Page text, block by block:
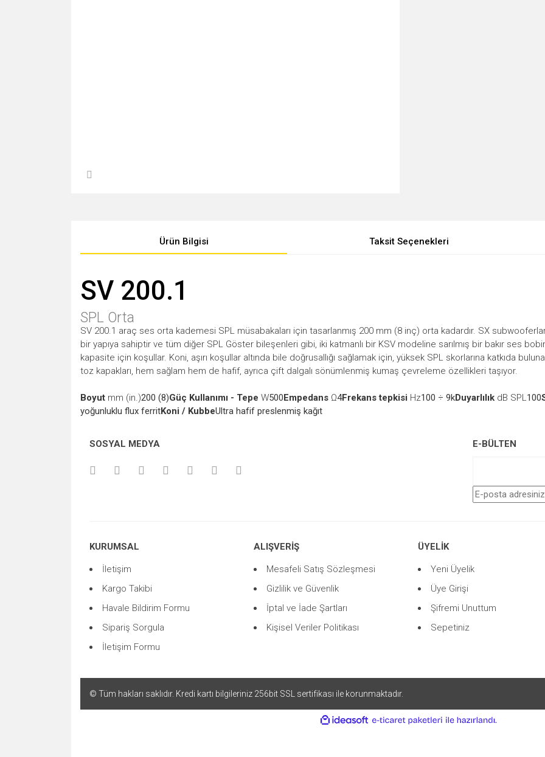
Ürün Bilgisi Taksit Seçenekleri
SV 200.1
SPL Orta
SV 200.1 araç ses orta kademesi SPL müsabakaları için tasarlanmış 200 mm (8 inç) orta kadardır. SX
bir yapıya sahiptir ve tüm diğer SPL Göster bileşenleri gibi, iki katmanlı bir KSV modeline sarılmış bir bakır ses
kapasite için koşullar. Koni, aşırı koşullar altında bile doğrusallığı sağlamak için, yüksek SPL skorlarına katkıda
toz kapakları, hem sağlam hem de hafif, ayrıca çift dalgalı sönümlenmiş kumaş çevreleme özellikleri taşıyor.
Boyut mm (in.)200 (8)Güç Kullanımı - Tepe W500Empedans Ω4Frekans tepkisi Hz100 ÷ 9kDuyarlılık dB SPL100
yoğunluklu flux ferritKoni / KubbeUltra hafif preslenmiş kağıt
Görüş ve önerileriniz için teşekkür ederiz.
SOSYAL MEDYA E-BÜLTEN
KURUMSAL
İletişim
Kargo Takibi
Havale Bildirim Formu
Sipariş Sorgula
İletişim Formu
ALIŞVERİŞ
Mesafeli Satış Sözleşmesi
Gizlilik ve Güvenlik
İptal ve İade Şartları
Kişisel Veriler Politikası
ÜYELİK
Yeni Üyelik
Üye Girişi
Şifremi Unuttum
Sepetiniz
© Tüm hakları saklıdır. Kredi kartı bilgileriniz 256bit SSL sertifikası ile korunmaktadır.
ideasoft
e-